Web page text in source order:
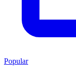
Popular